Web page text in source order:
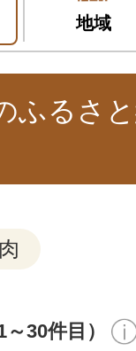
地域
ふるさ
肉
～30件目）